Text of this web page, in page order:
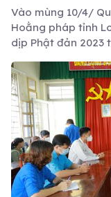
Vào mùng 10/4/
Hoằng pháp tỉnh
dịp Phật đản 2023
ở các huyện. Theo
thì khóa tu mới